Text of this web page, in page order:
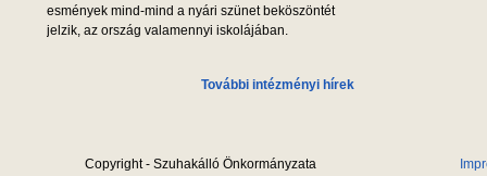
esmények mind-mind a nyári szünet beköszöntét
jelzik, az ország valamennyi iskolájában.
További intézményi hírek
Copyright - Szuhakálló Önkormányzata